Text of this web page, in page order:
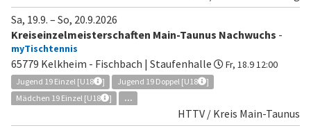
Sa, 19.9. – So, 20.9.2026
Kreiseinzelmeisterschaften Main-Taunus Nachwuchs -
myTischtennis
65779 Kelkheim - Fischbach | Staufenhalle Fr, 18.9 12:00
Jugend 19 Einzel [U18 ] Jugend 19 Doppel [U18
]
Mädchen 19 Einzel [U18
] ...
HTTV / Kreis Main-Taunus